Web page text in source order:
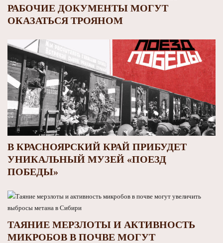
РАБОЧИЕ ДОКУМЕНТЫ МОГУТ
ОКАЗАТЬСЯ ТРОЯНОМ
В КРАСНОЯРСКИЙ КРАЙ ПРИБУДЕТ
УНИКАЛЬНЫЙ МУЗЕЙ «ПОЕЗД
ПОБЕДЫ»
ТАЯНИЕ МЕРЗЛОТЫ И АКТИВНОСТЬ
МИКРОБОВ В ПОЧВЕ МОГУТ